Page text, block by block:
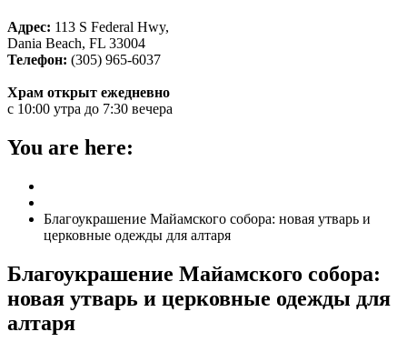
Адрес: 113 S Federal Hwy,
Dania Beach, FL 33004
Телефон: (305) 965-6037
Храм открыт ежедневно
с 10:00 утра до 7:30 вечера
You are here:
Благоукрашение Майамского собора: новая утварь и
церковные одежды для алтаря
Благоукрашение Майамского собора:
новая утварь и церковные одежды для
алтаря